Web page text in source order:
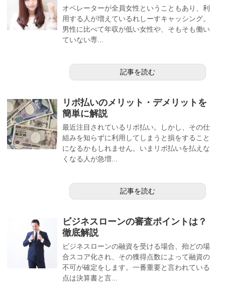
オペレーターが全員女性ということもあり、利
用する人が増えているれしーすキャッシング。
男性に比べて年収が低い女性や、そもそも働い
ていない専...
記事を読む
リボ払いのメリット・デメリットを
簡単に解説
最近注目されているリボ払い。しかし、その仕
組みを知らずに利用してしまうと損をすること
になるかもしれません。いまリボ払いを払えな
くなる人が急増...
記事を読む
ビジネスローンの審査ポイントは？
徹底解説
ビジネスローンの融資を受ける場合、殆どの場
合スコア化され、その獲得点数によって融資の
不可が確定をします。一番重要と言われている
点は決算書と言...